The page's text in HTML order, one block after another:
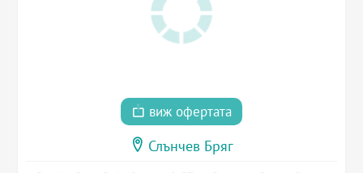
виж офертата
Слънчев Бряг